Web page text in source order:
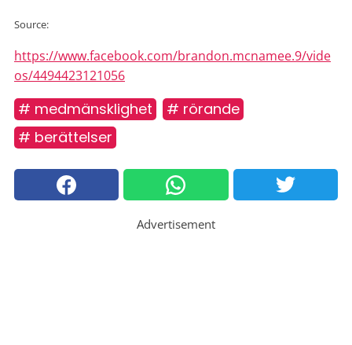
Source:
https://www.facebook.com/brandon.mcnamee.9/vide
os/4494423121056
# medmänsklighet
# rörande
# berättelser
Advertisement